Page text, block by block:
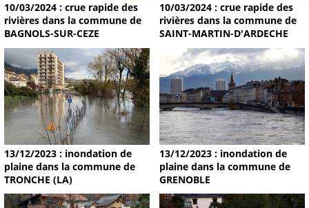
10/03/2024 : crue rapide des
rivières dans la commune de
BAGNOLS-SUR-CEZE
10/03/2024 : crue rapide des
rivières dans la commune de
SAINT-MARTIN-D'ARDECHE
13/12/2023 : inondation de
plaine dans la commune de
TRONCHE (LA)
13/12/2023 : inondation de
plaine dans la commune de
GRENOBLE